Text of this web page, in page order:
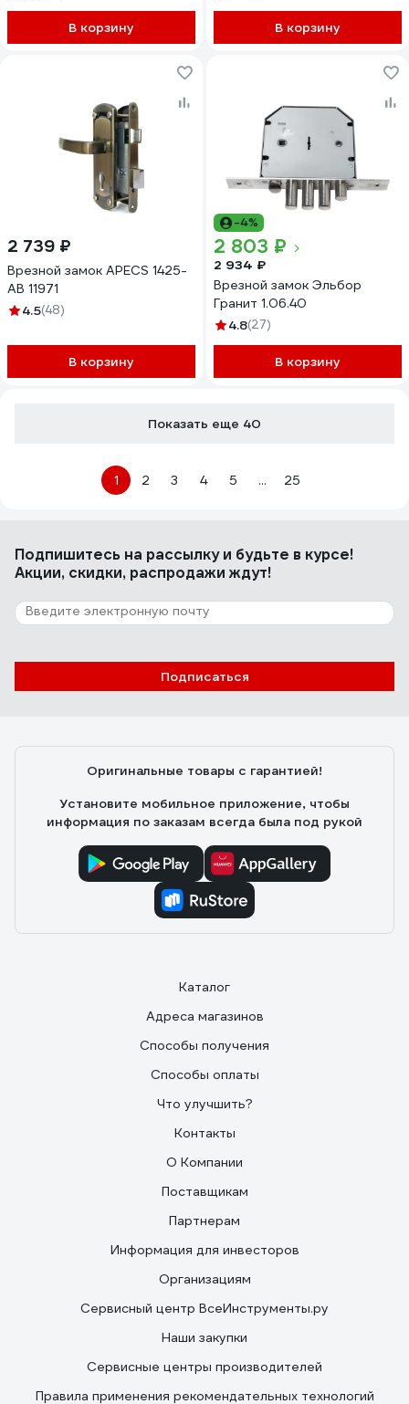
В корзину В корзину
2 739 ₽
Врезной замок APECS 1425-
AB 11971
4.5(48)
В корзину
-4%
2 803 ₽
2 934 ₽
Врезной замок Эльбор
Гранит 1.06.40
4.8(27)
В корзину
Показать еще 40
1 2 3 4 5 ... 25
Подпишитесь на рассылкуи будьте в курсе!
Акции, скидки, распродажи ждут!
Подписаться
Оригинальные товары с гарантией!
Установите мобильное приложение, чтобы
информация по заказам всегда была под рукой
Каталог
Адреса магазинов
Способы получения
Способы оплаты
Что улучшить?
Контакты
О Компании
Поставщикам
Партнерам
Информация для инвесторов
Организациям
Сервисный центр ВсеИнструменты.ру
Наши закупки
Сервисные центры производителей
Правила применения рекомендательных технологий